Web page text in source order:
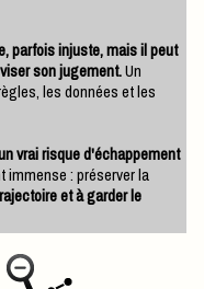
parfois injuste, mais il peut
son jugement.Un
les données et les
vrai risque d'échappement
: préserver la
et à garder le